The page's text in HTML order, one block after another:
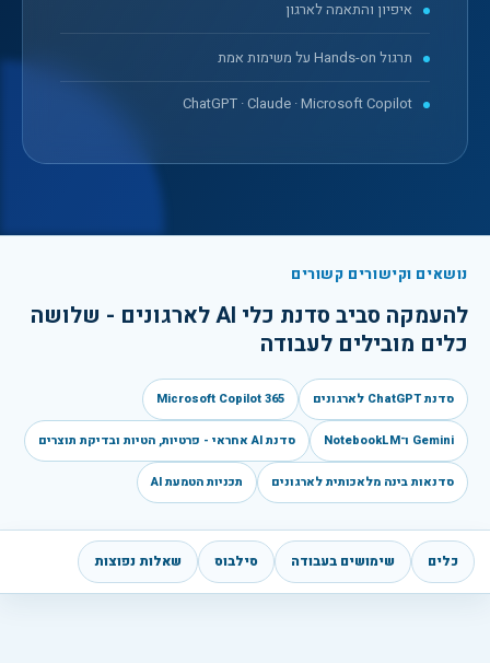
איפיון והתאמה לארגון
תרגול Hands-on על משימות אמת
ChatGPT · Claude · Microsoft Copilot
נושאים וקישורים קשורים
להעמקה סביב
סדנת כלי AI לארגונים - שלושה
כלים מובילים לעבודה
סדנת ChatGPT לארגונים Microsoft Copilot 365
Gemini ו־NotebookLM סדנת AI אחראי - פרטיות, הטיות ובדיקת תוצרים
סדנאות בינה מלאכותית לארגונים תכניות הטמעת AI
כלים שימושים בעבודה סילבוס שאלות נפוצות